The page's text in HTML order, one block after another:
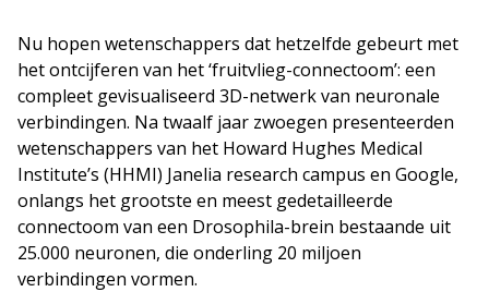
Nu hopen wetenschappers dat hetzelfde gebeurt met
het ontcijferen van het ‘fruitvlieg-connectoom’: een
compleet gevisualiseerd 3D-netwerk van neuronale
verbindingen. Na twaalf jaar zwoegen presenteerden
wetenschappers van het Howard Hughes Medical
Institute’s (HHMI) Janelia research campus en Google,
onlangs het grootste en meest gedetailleerde
connectoom van een Drosophila-brein bestaande uit
25.000 neuronen, die onderling 20 miljoen
verbindingen vormen.